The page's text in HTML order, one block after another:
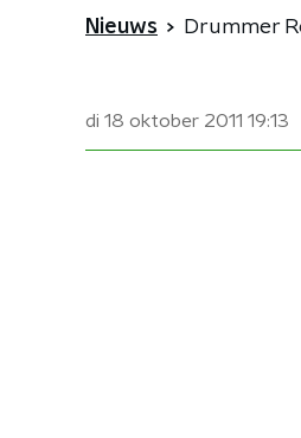
Nieuws Drummer
di 18 oktober 2011 19:13